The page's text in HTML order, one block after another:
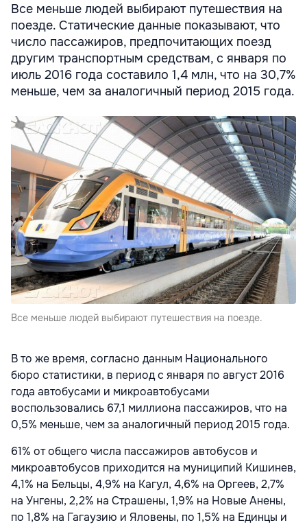
Все меньше людей выбирают путешествия на
поезде. Статические данные показывают, что
число пассажиров, предпочитающих поезд
другим транспортным средствам, с января по
июль 2016 года составило 1,4 млн, что на 30,7%
меньше, чем за аналогичный период 2015 года.
Все меньше людей выбирают путешествия на поезде.
В то же время, согласно данным Национального
бюро статистики, в период с января по август 2016
года автобусами и микроавтобусами
воспользовались 67,1 миллиона пассажиров, что на
0,5% меньше, чем за аналогичный период 2015 года.
61% от общего числа пассажиров автобусов и
микроавтобусов приходится на муниципий Кишинев,
4,1% на Бельцы, 4,9% на Кагул, 4,6% на Оргеев, 2,7%
на Унгены, 2,2% на Страшены, 1,9% на Новые Анены,
по 1,8% на Гагаузию и Яловены, по 1,5% на Единцы и